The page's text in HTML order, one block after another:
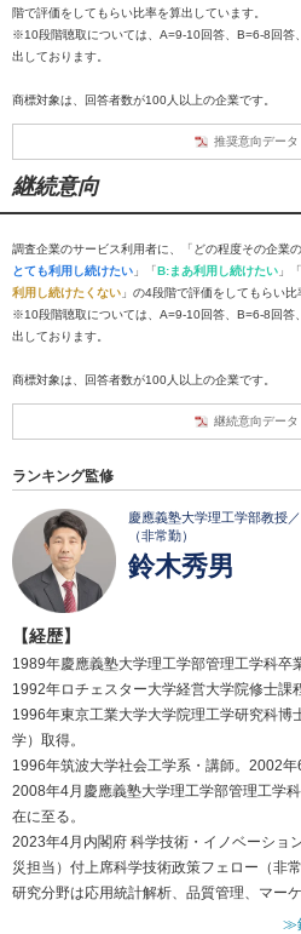
階で評価をしてもらい比率を算出しています。
※10段階聴取については、A=9-10回答、B=6-8回答
出しております。
商標対象は、回答者数が100人以上の企業です。
推奨意向データ
継続意向
調査企業のサービス利用者に、「どの程度その企業
とても利用し続けたい 」「B:まあ利用し続けたい 」「
利用し続けたくない 」の4段階で評価をしてもらい比
※10段階聴取については、A=9-10回答、B=6-8回答
出しております。
商標対象は、回答者数が100人以上の企業です。
継続意向データ
ランキング監修
慶應義塾大学理工学部教授
（非常勤）
鈴木秀男
【経歴】
1989年慶應義塾大学理工学部管理工学科卒
1992年ロチェスター大学経営大学院修士課
1996年東京工業大学大学院理工学研究科博
学）取得。
1996年筑波大学社会工学系・講師。2002年
2008年4月慶應義塾大学理工学部管理工学
在に至る。
2023年4月内閣府 科学技術・イノベーショ
災担当）付上席科学技術政策フェロー（非常
研究分野は応用統計解析、品質管理、マーケ
≫